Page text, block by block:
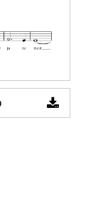
Audio
Player